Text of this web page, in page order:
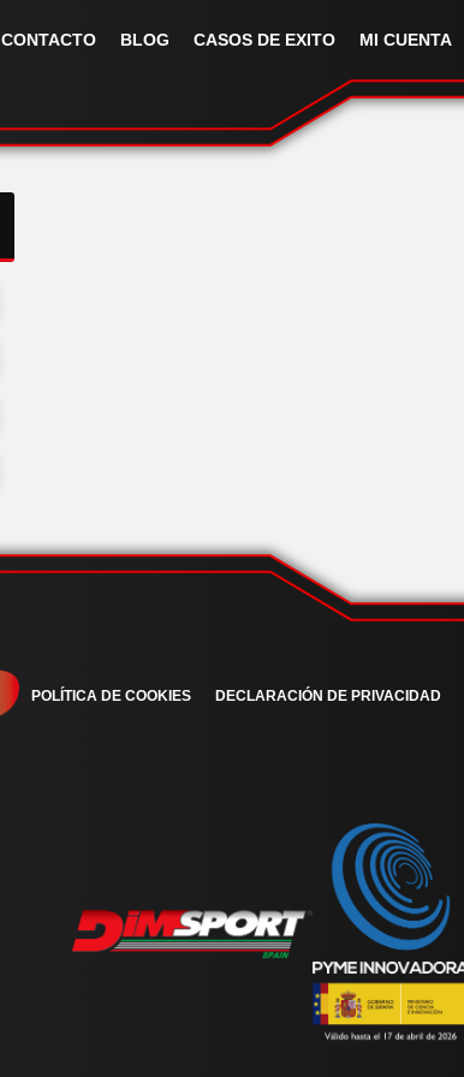
CONTACTO BLOG CASOS DE EXITO MI CUENTA
POLÍTICA DE COOKIES DECLARACIÓN DE PRIVACIDAD